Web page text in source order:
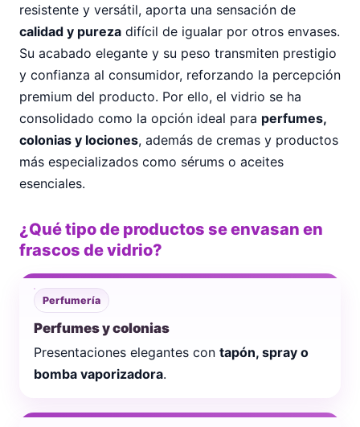
resistente y versátil, aporta una sensación de
calidad y pureza difícil de igualar por otros envases.
Su acabado elegante y su peso transmiten prestigio
y confianza al consumidor, reforzando la percepción
premium del producto. Por ello, el vidrio se ha
consolidado como la opción ideal para perfumes,
colonias y lociones, además de cremas y productos
más especializados como sérums o aceites
esenciales.
¿Qué tipo de productos se envasan en
frascos de vidrio?
Perfumería
Perfumes y colonias
Presentaciones elegantes con tapón, spray o
bomba vaporizadora.